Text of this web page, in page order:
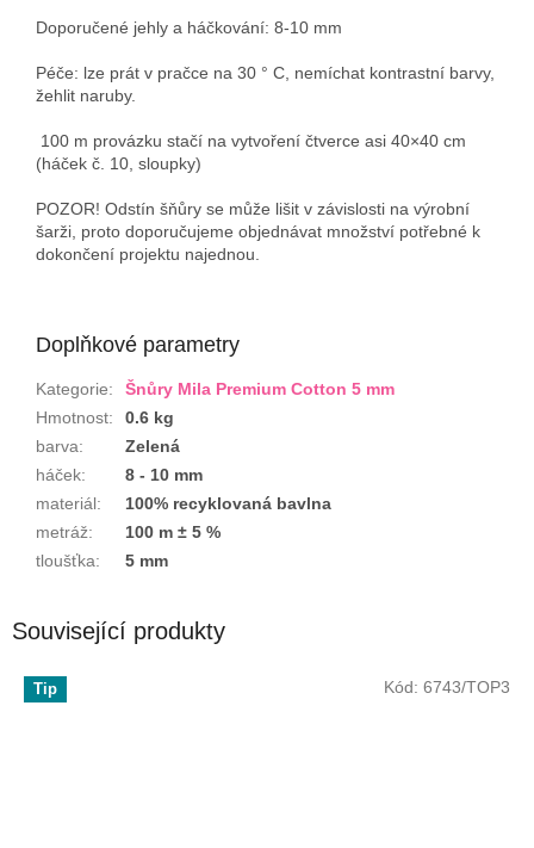
Doporučené jehly a háčkování: 8-10 mm
Péče: lze prát v pračce na 30 ° C, nemíchat kontrastní barvy,
žehlit naruby.
100 m provázku stačí na vytvoření čtverce asi 40×40 cm
(háček č. 10, sloupky)
POZOR! Odstín šňůry se může lišit v závislosti na výrobní
šarži, proto doporučujeme objednávat množství potřebné k
dokončení projektu najednou.
Doplňkové parametry
Kategorie:
Šnůry Mila Premium Cotton 5 mm
Hmotnost:
0.6 kg
barva:
Zelená
háček:
8 - 10 mm
materiál:
100% recyklovaná bavlna
metráž:
100 m ± 5 %
tloušťka: 5 mm
Související produkty
Tip Kód: 6743/TOP3